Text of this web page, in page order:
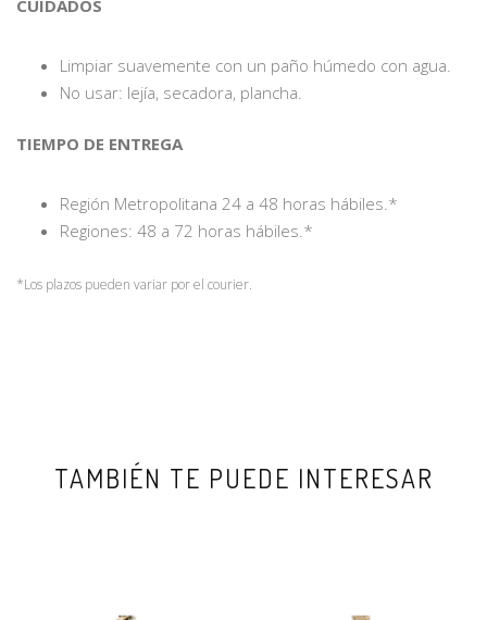
CUIDADOS
Limpiar suavemente con un paño húmedo con agua.
No usar: lejía, secadora, plancha.
TIEMPO DE ENTREGA
Región Metropolitana 24 a 48 horas hábiles.*
Regiones: 48 a 72 horas hábiles.*
*Los plazos pueden variar por el courier.
TAMBIÉN TE PUEDE INTERESAR